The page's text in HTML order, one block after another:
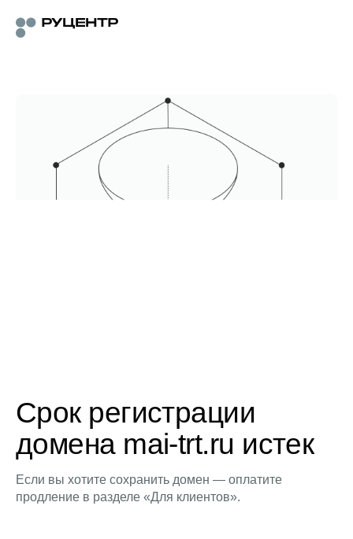
Срок регистрации
домена mai-trt.ru истек
Если вы хотите сохранить домен — оплатите
продление в разделе «Для клиентов».